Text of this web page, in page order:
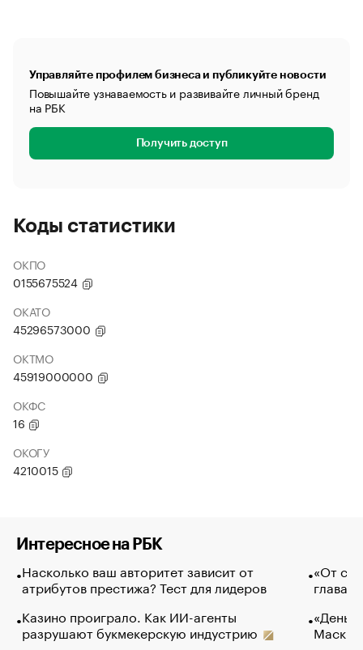
Управляйте профилем бизнеса и публикуйте новости
Повышайте узнаваемость и развивайте личный бренд
на РБК
Получить доступ
Коды статистики
ОКПО
0155675524
ОКАТО
45296573000
ОКТМО
45919000000
ОКФС
16
ОКОГУ
4210015
Интересное на РБК
Насколько ваш авторитет зависит от
атрибутов престижа? Тест для лидеров
Казино проиграло. Как ИИ-агенты
разрушают букмекерскую индустрию
«От
глава
Маск в